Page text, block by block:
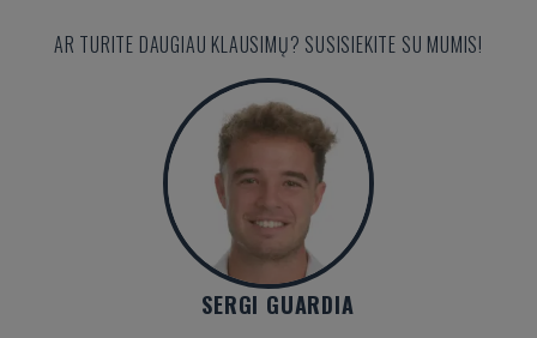
AR TURITE DAUGIAU KLAUSIMŲ? SUSISIEKITE SU MUMIS!
SERGI GUARDIA